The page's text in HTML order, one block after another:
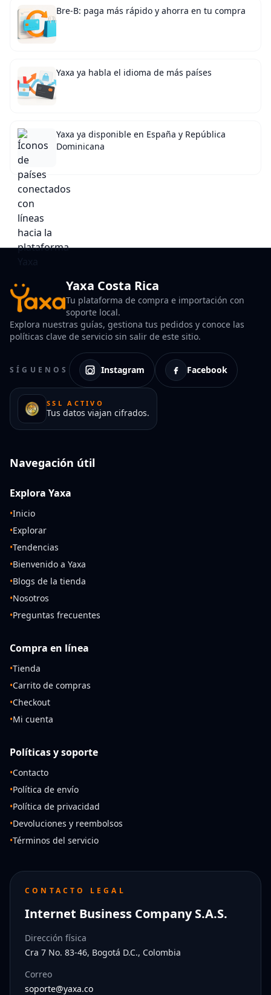
Bre-B: paga más rápido y ahorra en tu compra
Yaxa ya habla el idioma de más países
Yaxa ya disponible en España y República
Dominicana
Yaxa Costa Rica
Tu plataforma de compra e importación con
soporte local.
Explora nuestras guías, gestiona tus pedidos y conoce las
políticas clave de servicio sin salir de este sitio.
SÍGUENOS Instagram Facebook
SSL ACTIVO
Tus datos viajan cifrados.
Navegación útil
Explora Yaxa
•Inicio
•Explorar
•Tendencias
•Bienvenido a Yaxa
•Blogs de la tienda
•Nosotros
•Preguntas frecuentes
Compra en línea
•Tienda
•Carrito de compras
•Checkout
•Mi cuenta
Políticas y soporte
•Contacto
•Política de envío
•Política de privacidad
•Devoluciones y reembolsos
•Términos del servicio
CONTACTO LEGAL
Internet Business Company S.A.S.
Dirección física
Cra 7 No. 83-46, Bogotá D.C., Colombia
Correo
soporte@yaxa.co